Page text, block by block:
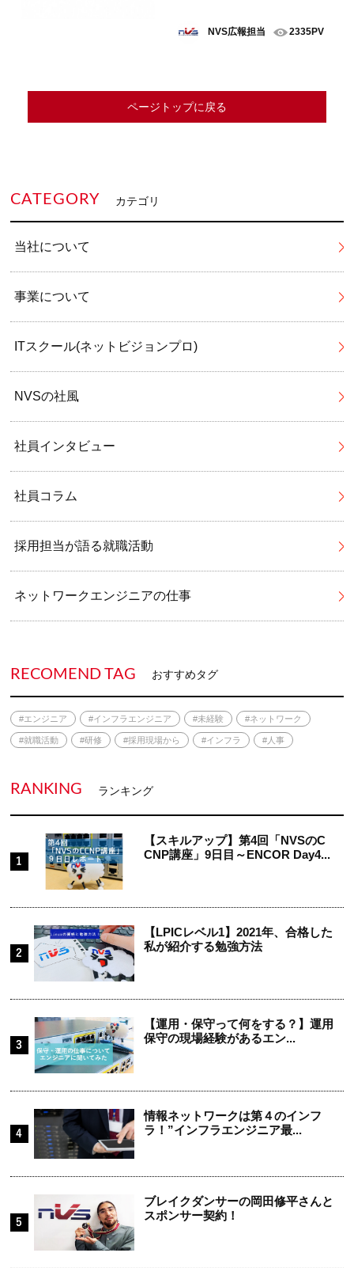
NVS広報担当 2335PV
ページトップに戻る
CATEGORY カテゴリ
当社について
事業について
ITスクール(ネットビジョンプロ)
NVSの社風
社員インタビュー
社員コラム
採用担当が語る就職活動
ネットワークエンジニアの仕事
RECOMEND TAG おすすめタグ
#エンジニア #インフラエンジニア #未経験 #ネットワーク
#就職活動 #研修 #採用現場から #インフラ #人事
RANKING ランキング
【スキルアップ】第4回「NVSのC
CNP講座」9日目～ENCOR Day4...
【LPICレベル1】2021年、合格した
私が紹介する勉強方法
【運用・保守って何をする？】運用
保守の現場経験があるエン...
情報ネットワークは第４のインフ
ラ！”インフラエンジニア最...
ブレイクダンサーの岡田修平さんと
スポンサー契約！